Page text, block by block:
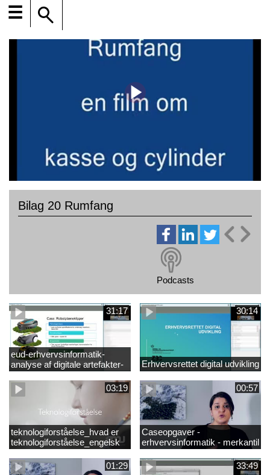
☰
Bilag 20 Rumfang
Podcasts
31:17
eud-erhvervsinformatik-
analyse af digitale artefakter-
30:14
Erhvervsrettet digital udvikling
03:19
teknologiforståelse_hvad er
teknologiforståelse_engelsk
00:57
Caseopgaver -
erhvervsinformatik - merkantil
01:29 33:49